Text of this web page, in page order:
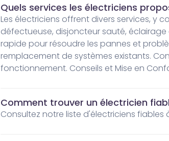
Quels services les électriciens
Les électriciens offrent divers services, y compris l'installation de luminaire, la réparation de pannes électriques, court-circuit, prise
défectueuse, disjoncteur sauté, éclairage
rapide pour résoudre les pannes et
remplacement de systèmes existants.
fonctionnement. Conseils et Mise en
Comment trouver un électricien
Consultez notre liste d'électriciens